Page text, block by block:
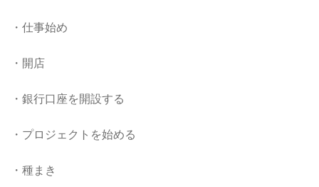
・仕事始め
・開店
・銀行口座を開設する
・プロジェクトを始める
・種まき